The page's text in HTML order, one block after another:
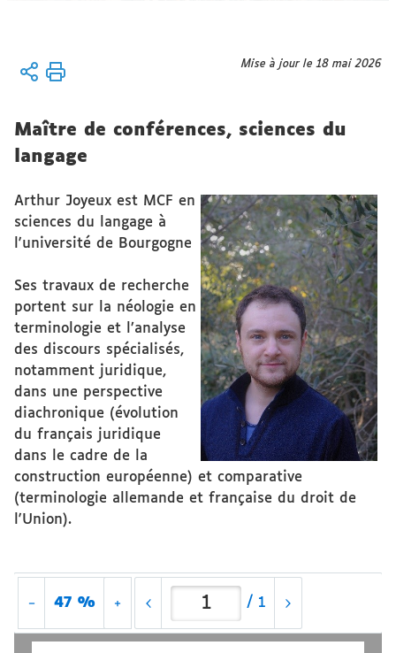
Vous
Accueil
affilié(e)s
Mise à jour le 18 mai 2026
Maître de conférences, sciences du
langage
Arthur Joyeux est MCF en
sciences du langage à
l'université de Bourgogne
Ses travaux de recherche
portent sur la néologie en
terminologie et l’analyse
des discours spécialisés,
notamment juridique,
dans une perspective
diachronique (évolution
du français juridique
dans le cadre de la
construction européenne) et comparative
(terminologie allemande et française du droit de
l'Union).
47 % / 1